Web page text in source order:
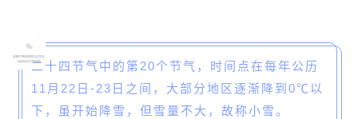
二十四节气中的第20个节气，时间点在每年公历
11月22日-23日之间，大部分地区逐渐降到0℃以
下，虽开始降雪，但雪量不大，故称小雪。